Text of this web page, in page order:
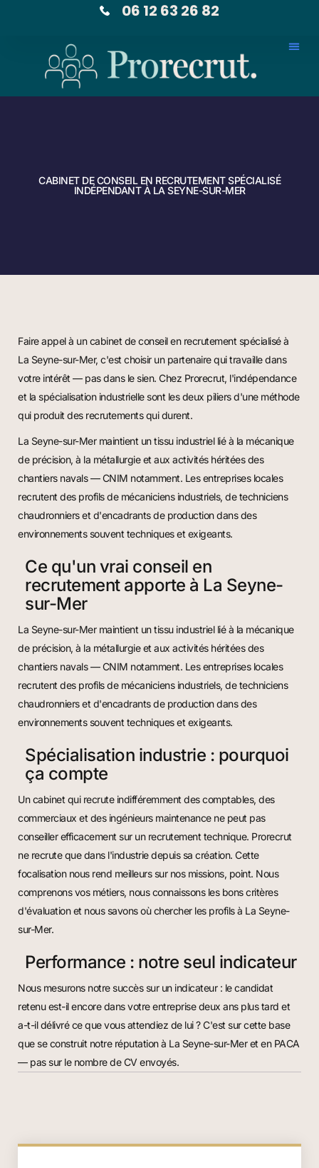
06 12 63 26 82
CABINET DE CONSEIL EN RECRUTEMENT SPÉCIALISÉ
INDÉPENDANT À LA SEYNE-SUR-MER
Faire appel à un cabinet de conseil en recrutement spécialisé à
La Seyne-sur-Mer, c'est choisir un partenaire qui travaille dans
votre intérêt — pas dans le sien. Chez Prorecrut, l'indépendance
et la spécialisation industrielle sont les deux piliers d'une méthode
qui produit des recrutements qui durent.
La Seyne-sur-Mer maintient un tissu industriel lié à la mécanique
de précision, à la métallurgie et aux activités héritées des
chantiers navals — CNIM notamment. Les entreprises locales
recrutent des profils de mécaniciens industriels, de techniciens
chaudronniers et d'encadrants de production dans des
environnements souvent techniques et exigeants.
Ce qu'un vrai conseil en
recrutement apporte à La Seyne-
sur-Mer
La Seyne-sur-Mer maintient un tissu industriel lié à la mécanique
de précision, à la métallurgie et aux activités héritées des
chantiers navals — CNIM notamment. Les entreprises locales
recrutent des profils de mécaniciens industriels, de techniciens
chaudronniers et d'encadrants de production dans des
environnements souvent techniques et exigeants.
Spécialisation industrie : pourquoi
ça compte
Un cabinet qui recrute indifféremment des comptables, des
commerciaux et des ingénieurs maintenance ne peut pas
conseiller efficacement sur un recrutement technique. Prorecrut
ne recrute que dans l'industrie depuis sa création. Cette
focalisation nous rend meilleurs sur nos missions, point. Nous
comprenons vos métiers, nous connaissons les bons critères
d'évaluation et nous savons où chercher les profils à La Seyne-
sur-Mer.
Performance : notre seul indicateur
Nous mesurons notre succès sur un indicateur : le candidat
retenu est-il encore dans votre entreprise deux ans plus tard et
a-t-il délivré ce que vous attendiez de lui ? C'est sur cette base
que se construit notre réputation à La Seyne-sur-Mer et en PACA
— pas sur le nombre de CV envoyés.